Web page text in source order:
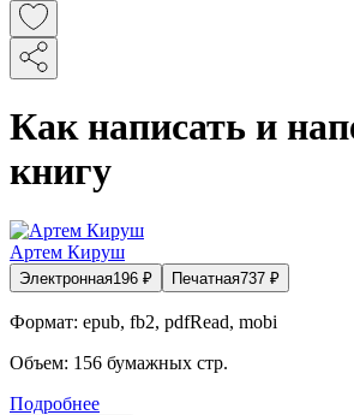
Как написать и
книгу
Артем Кируш
Электронная196 ₽ Печатная737 ₽
Формат: epub, fb2, pdfRead, mobi
Объем: 156 бумажных стр.
Подробнее